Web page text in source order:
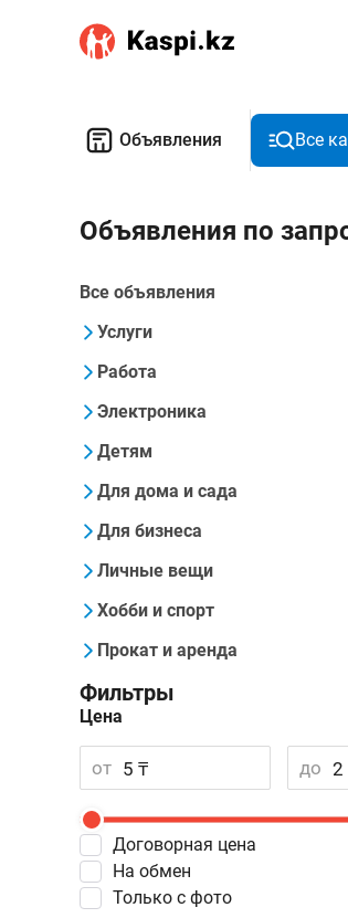
Объявления Все
Объявления по
Все объявления
Услуги
Работа
Электроника
Детям
Для дома и сада
Для бизнеса
Личные вещи
Хобби и спорт
Прокат и аренда
Фильтры
Цена
от до
Договорная цена
На обмен
Только с фото